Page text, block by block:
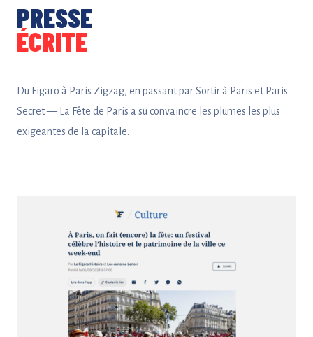
PRESSE
ÉCRITE
Du Figaro à Paris Zigzag, en passant par Sortir à Paris et Paris
Secret — La Fête de Paris a su convaincre les plumes les plus
exigeantes de la capitale.